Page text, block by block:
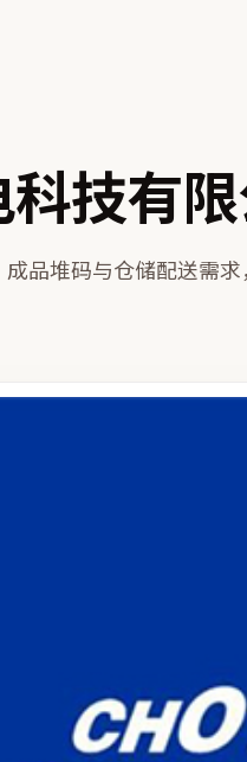
技有
品堆码与仓储配送需